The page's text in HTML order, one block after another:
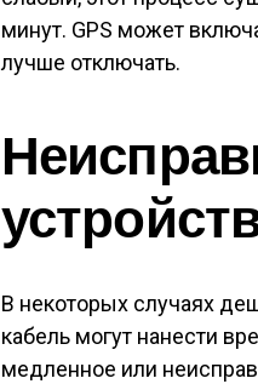
минут. GPS может
лучше отключать.
В некоторых случаях
кабель могут нанести
медленное или